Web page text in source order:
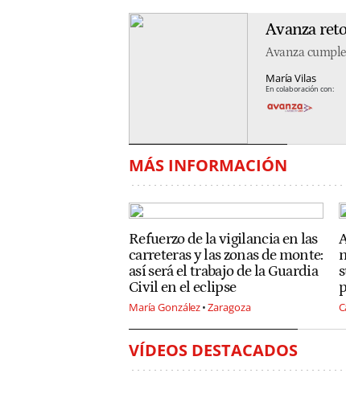
Avanza
Avanza
María Vilas
En colaboración con:
MÁS INFORMACIÓN
Refuerzo de la vigilancia en las
carreteras y las zonas de monte:
así será el trabajo de la Guardia
Civil en el eclipse
María González Zaragoza
VÍDEOS DESTACADOS